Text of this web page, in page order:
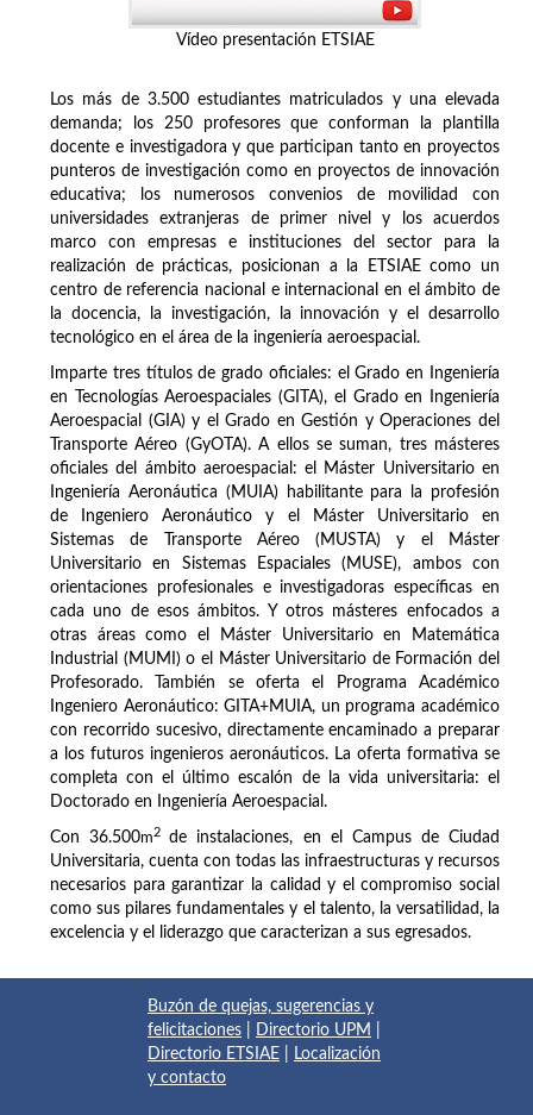
Vídeo presentación ETSIAE
Los más de 3.500 estudiantes matriculados y una elevada
demanda; los 250 profesores que conforman la plantilla
docente e investigadora y que participan tanto en proyectos
punteros de investigación como en proyectos de innovación
educativa; los numerosos convenios de movilidad con
universidades extranjeras de primer nivel y los acuerdos
marco con empresas e instituciones del sector para la
realización de prácticas, posicionan a la ETSIAE como un
centro de referencia nacional e internacional en el ámbito de
la docencia, la investigación, la innovación y el desarrollo
tecnológico en el área de la ingeniería aeroespacial.
Imparte tres títulos de grado oficiales: el Grado en Ingeniería
en Tecnologías Aeroespaciales (GITA), el Grado en Ingeniería
Aeroespacial (GIA) y el Grado en Gestión y Operaciones del
Transporte Aéreo (GyOTA). A ellos se suman, tres másteres
oficiales del ámbito aeroespacial: el Máster Universitario en
Ingeniería Aeronáutica (MUIA) habilitante para la profesión
de Ingeniero Aeronáutico y el Máster Universitario en
Sistemas de Transporte Aéreo (MUSTA) y el Máster
Universitario en Sistemas Espaciales (MUSE), ambos con
orientaciones profesionales e investigadoras específicas en
cada uno de esos ámbitos. Y otros másteres enfocados a
otras áreas como el Máster Universitario en Matemática
Industrial (MUMI) o el Máster Universitario de Formación del
Profesorado. También se oferta el Programa Académico
Ingeniero Aeronáutico: GITA+MUIA, un programa académico
con recorrido sucesivo, directamente encaminado a preparar
a los futuros ingenieros aeronáuticos. La oferta formativa se
completa con el último escalón de la vida universitaria: el
Doctorado en Ingeniería Aeroespacial.
Con 36.500m2
de instalaciones, en el Campus de Ciudad
Universitaria, cuenta con todas las infraestructuras y recursos
necesarios para garantizar la calidad y el compromiso social
como sus pilares fundamentales y el talento, la versatilidad, la
excelencia y el liderazgo que caracterizan a sus egresados.
Buzón de quejas, sugerencias y
felicitaciones
Directorio UPM
Directorio ETSIAE
Localización
y contacto